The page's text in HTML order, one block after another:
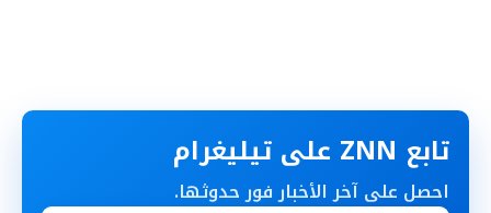
تابع ZNN على تيليغرام
احصل على آخر الأخبار فور حدوثها.